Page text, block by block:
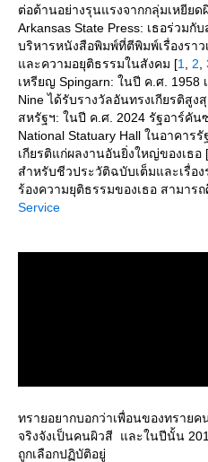
ต่อต้านอย่างรุนแรงจากกลุ่มเหยีย
Arkansas State Press: เธอร่วมกั
บริหารหนังสือพิมพ์ที่ตีพิมพ์เรื่องราว
ละความอยุติธรรมในสังคม [1 2
เหรียญ Spingarn: ในปี ค.ศ. 1958
Nine ได้รับรางวัลอันทรงเกียรติสูง
สหรัฐฯ: ในปี ค.ศ. 2024 รัฐอาร์คัน
National Statuary Hall ในอาคาร
เกียรติแก่ผลงานอันยิ่งใหญ่ของเธอ [
สำหรับชีวประวัติฉบับเต็มและเรื่อง
ร้องความยุติธรรมของเธอ สามาร
Service
ทรายอยากบอกว่าเพื่อนของทราย
จริงจังเป็นคนผิวสี และในปีนั้น
ถูกเลือกปฏิบัติอยู่